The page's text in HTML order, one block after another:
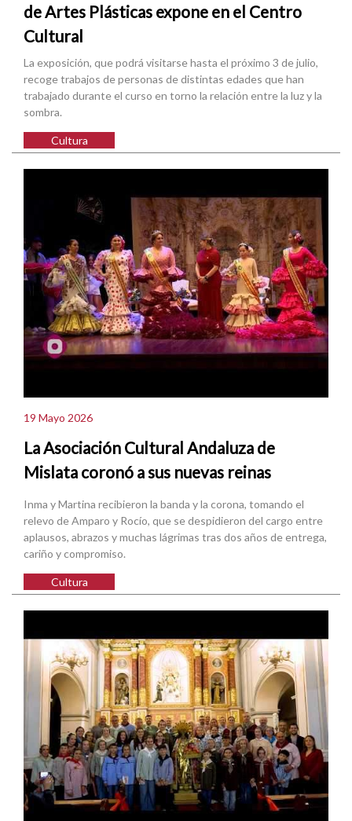
de Artes Plásticas expone en el Centro
Cultural
La exposición, que podrá visitarse hasta el próximo 3 de julio,
recoge trabajos de personas de distintas edades que han
trabajado durante el curso en torno la relación entre la luz y la
sombra.
Cultura
19 Mayo 2026
La Asociación Cultural Andaluza de
Mislata coronó a sus nuevas reinas
Inma y Martina recibieron la banda y la corona, tomando el
relevo de Amparo y Rocío, que se despidieron del cargo entre
aplausos, abrazos y muchas lágrimas tras dos años de entrega,
cariño y compromiso.
Cultura